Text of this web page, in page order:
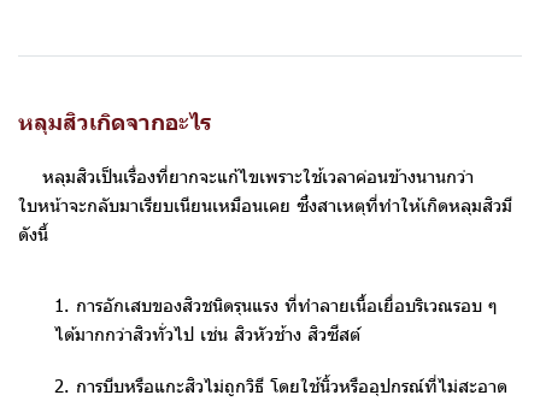
หลุมสิวเกิดจากอะไร
หลุมสิวเป็นเรื่องที่ยากจะแก้ไขเพราะใช้เวลาค่อนข้างนานกว่า
ใบหน้าจะกลับมาเรียบเนียนเหมือนเคย ซึ่งสาเหตุที่ทำให้เกิดหลุมสิวมี
ดังนี้
1. การอักเสบของสิวชนิดรุนแรง ที่ทำลายเนื้อเยื่อบริเวณรอบ ๆ
ได้มากกว่าสิวทั่วไป เช่น สิวหัวช้าง สิวซีสต์
2. การบีบหรือแกะสิวไม่ถูกวิธี โดยใช้นิ้วหรืออุปกรณ์ที่ไม่สะอาด